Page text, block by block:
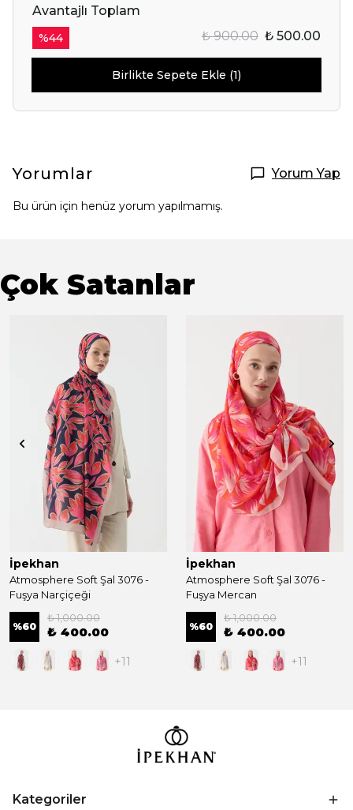
Avantajlı Toplam
%44 ₺ 900.00 ₺ 500.00
Birlikte Sepete Ekle (1)
Yorumlar Yorum Yap
Bu ürün için henüz yorum yapılmamış.
Çok Satanlar
İpekhan
Atmosphere Soft Şal 3076 -
Fuşya Narçiçeği
%60
₺ 1,000.00
₺ 400.00
+11
İpekhan
Atmosphere Soft Şal 3076 -
Fuşya Mercan
%60
₺ 1,000.00
₺ 400.00
+11
Kategoriler